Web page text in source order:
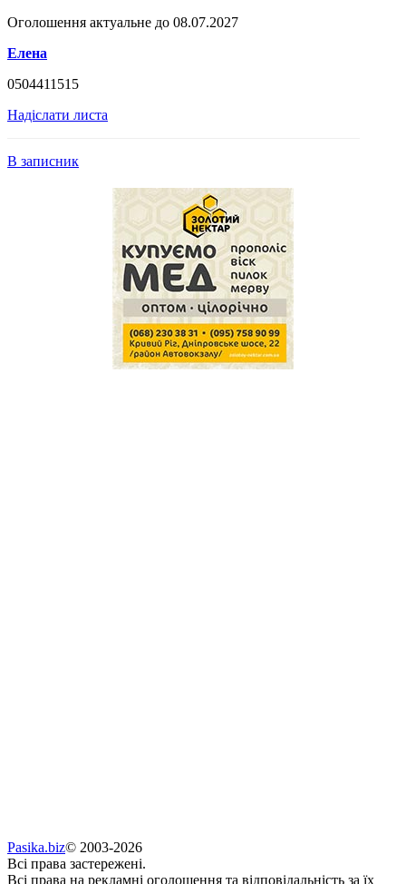
Оголошення актуальне до 08.07.2027
Елена
0504411515
Надіслати листа
В записник
Pasika.biz© 2003-2026
Всі права застережені.
Всі права на рекламні оголошення та відповідальність за їх